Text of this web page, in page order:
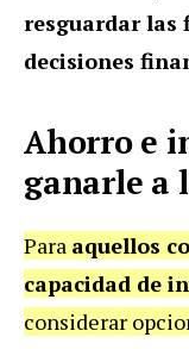
resguardar las
decisiones
Ahorro e
ganarle a
Para aquellos
capacidad de
considerar